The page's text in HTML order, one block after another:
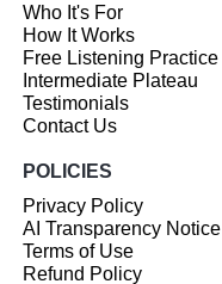
Who It's For
How It Works
Free Listening Practice
Intermediate Plateau
Testimonials
Contact Us
POLICIES
Privacy Policy
AI Transparency Notice
Terms of Use
Refund Policy